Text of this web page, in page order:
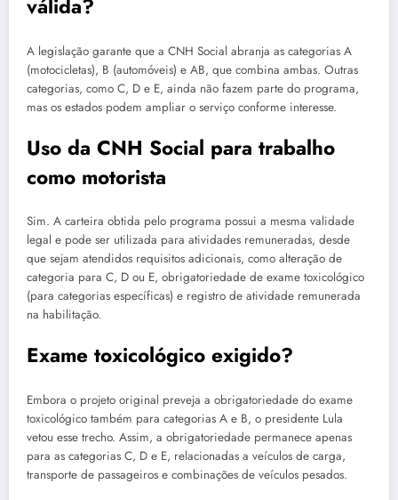
válida?
A legislação garante que a CNH Social abranja as categorias A
(motocicletas), B (automóveis) e AB, que combina ambas. Outras
categorias, como C, D e E, ainda não fazem parte do programa,
mas os estados podem ampliar o serviço conforme interesse.
Uso da CNH Social para trabalho
como motorista
Sim. A carteira obtida pelo programa possui a mesma validade
legal e pode ser utilizada para atividades remuneradas, desde
que sejam atendidos requisitos adicionais, como alteração de
categoria para C, D ou E, obrigatoriedade de exame toxicológico
(para categorias específicas) e registro de atividade remunerada
na habilitação.
Exame toxicológico exigido?
Embora o projeto original preveja a obrigatoriedade do exame
toxicológico também para categorias A e B, o presidente Lula
vetou esse trecho. Assim, a obrigatoriedade permanece apenas
para as categorias C, D e E, relacionadas a veículos de carga,
transporte de passageiros e combinações de veículos pesados.